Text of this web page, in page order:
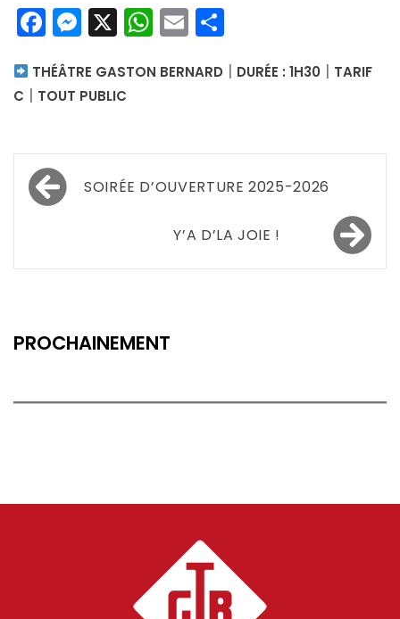
Facebook
Messenger
X WhatsApp
Email
THÉÂTRE GASTON BERNARD | DURÉE : 1H30 | TARIF
C | TOUT PUBLIC
Navigation
de
SOIRÉE D’OUVERTURE 2025-2026
Y’A D’LA JOIE !
PROCHAINEMENT